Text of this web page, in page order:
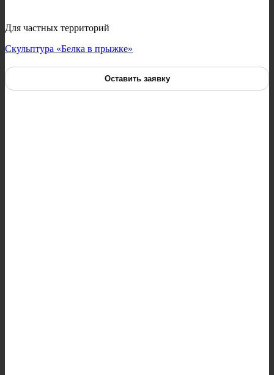
Для частных территорий
Скульптура «Белка в прыжке»
Оставить заявку